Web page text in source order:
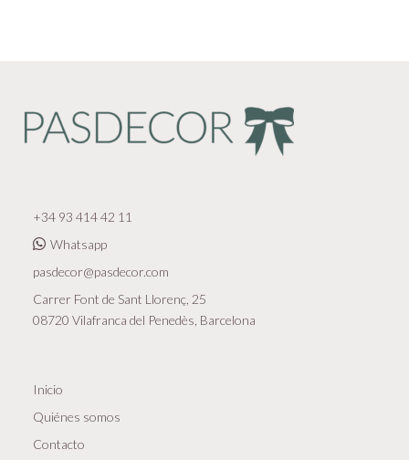
+34 93 414 42 11
Whatsapp
pasdecor@pasdecor.com
Carrer Font de Sant Llorenç, 25
08720 Vilafranca del Penedès, Barcelona
Inicio
Quiénes somos
Contacto